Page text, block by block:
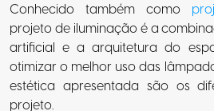
Conhecido também como
projeto de iluminação é a
artificial e a arquitetura do
otimizar o melhor uso das
estética apresentada são os
projeto.